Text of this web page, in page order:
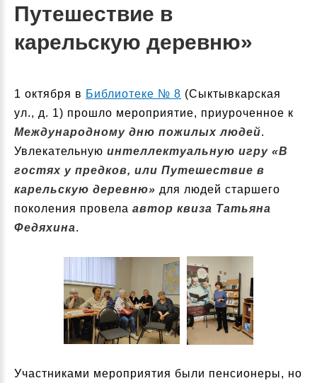
Путешествие в
карельскую деревню»
1 октября в Библиотеке № 8 (Сыктывкарская
ул., д. 1) прошло мероприятие, приуроченное к
Международному дню пожилых людей.
Увлекательную интеллектуальную игру «В
гостях у предков, или Путешествие в
карельскую деревню» для людей старшего
поколения провела автор квиза Татьяна
Федяхина.
Участниками мероприятия были пенсионеры, но